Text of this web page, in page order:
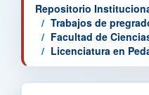
Repositorio
Trabajos de
Facultad de
Licenciatura en